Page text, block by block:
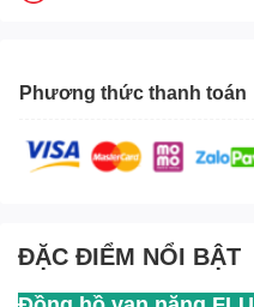
Phương thức thanh toán
ĐẶC ĐIỂM NỔI BẬT